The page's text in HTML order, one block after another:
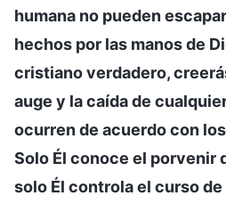
humana no pueden
hechos por las manos de
cristiano verdadero,
auge y la caída de
ocurren de acuerdo con
Solo Él conoce el porvenir
solo Él controla el curso de